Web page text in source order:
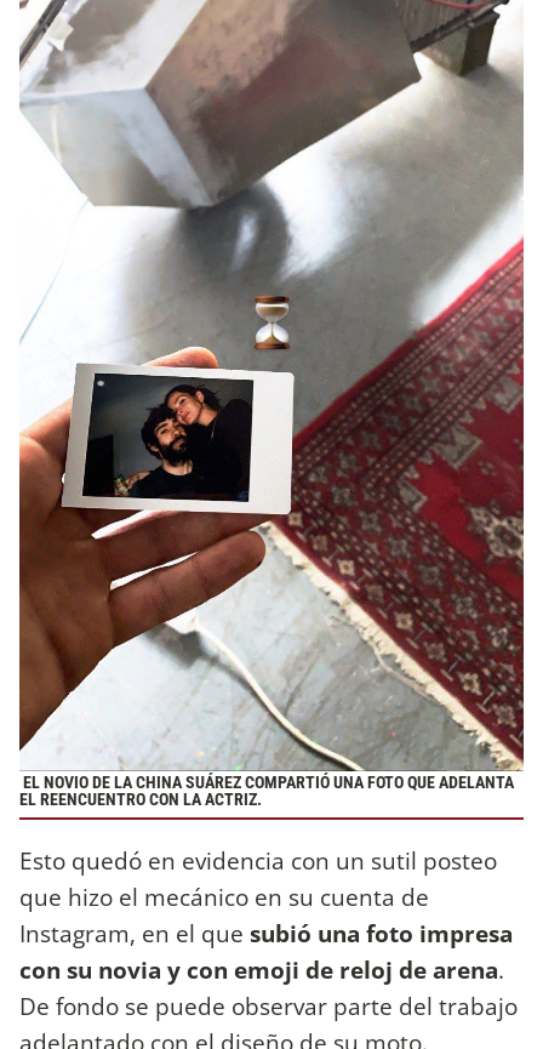
EL NOVIO DE LA CHINA SUÁREZ COMPARTIÓ UNA FOTO QUE ADELANTA
EL REENCUENTRO CON LA ACTRIZ.
Esto quedó en evidencia con un sutil posteo
que hizo el mecánico en su cuenta de
Instagram, en el que subió una foto impresa
con su novia y con emoji de reloj de arena.
De fondo se puede observar parte del trabajo